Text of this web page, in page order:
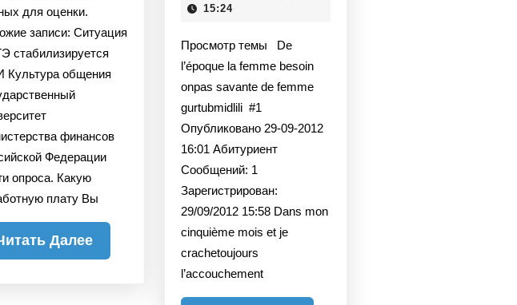
для оценки.
записи: Ситуация
стабилизируется
Культура общения
финансов
Федерации
опроса. Какую
плату Вы
ДалееЧитать
Далее
femme
besoin
onpas
savante de
femme
15:24
Просмотр темы De
l’époque la femme besoin
onpas savante de femme
gurtubmidlili #1
Опубликовано 29-09-2012
16:01 Абитуриент
Сообщений: 1
Зарегистрирован:
29/09/2012 15:58 Dans mon
cinquième mois et je
crachetoujours
l’accouchement